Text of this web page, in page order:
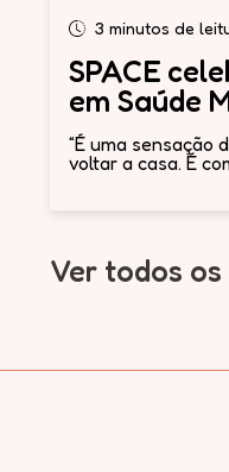
3 minutos de
SPACE
em Saúde
“É uma sensação
voltar a casa. É
Ver todos